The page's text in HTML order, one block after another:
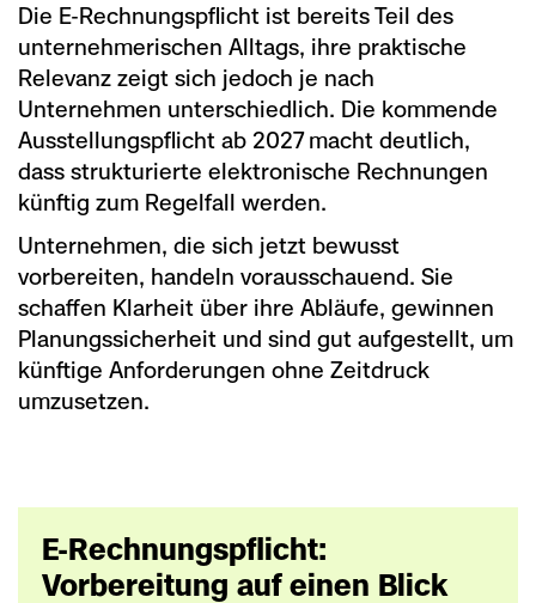
Die E-Rechnungspflicht ist bereits Teil des
unternehmerischen Alltags, ihre praktische
Relevanz zeigt sich jedoch je nach
Unternehmen unterschiedlich. Die kommende
Ausstellungspflicht ab 2027 macht deutlich,
dass strukturierte elektronische Rechnungen
künftig zum Regelfall werden.
Unternehmen, die sich jetzt bewusst
vorbereiten, handeln vorausschauend. Sie
schaffen Klarheit über ihre Abläufe, gewinnen
Planungssicherheit und sind gut aufgestellt, um
künftige Anforderungen ohne Zeitdruck
umzusetzen.
E-Rechnungspflicht:
Vorbereitung auf einen Blick